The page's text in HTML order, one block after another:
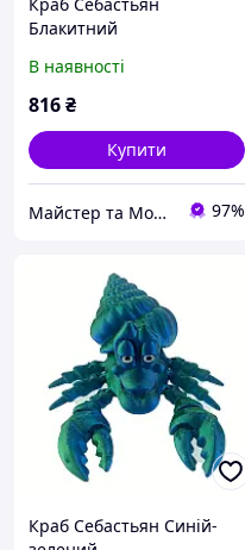
Блакитний
В наявності
816₴
Купити
Майстер та Модниця 97%
Краб Себастьян Синій-